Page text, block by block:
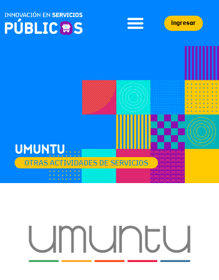
ingresar
UMUNTU
OTRAS ACTIVIDADES DE SERVICIOS